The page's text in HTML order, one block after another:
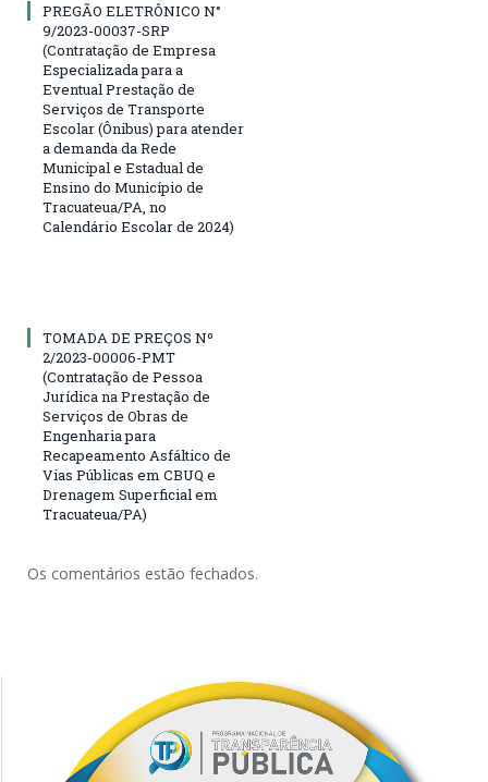
PREGÃO ELETRÔNICO N°
9/2023-00037-SRP
(Contratação de Empresa
Especializada para a
Eventual Prestação de
Serviços de Transporte
Escolar (Ônibus) para atender
a demanda da Rede
Municipal e Estadual de
Ensino do Município de
Tracuateua/PA, no
Calendário Escolar de 2024)
TOMADA DE PREÇOS Nº
2/2023-00006-PMT
(Contratação de Pessoa
Jurídica na Prestação de
Serviços de Obras de
Engenharia para
Recapeamento Asfáltico de
Vias Públicas em CBUQ e
Drenagem Superficial em
Tracuateua/PA)
Os comentários estão fechados.